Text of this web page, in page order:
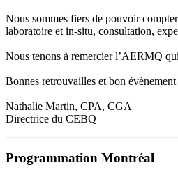
Nous sommes fiers de pouvoir
laboratoire et in-situ, consultation,
Nous tenons à remercier l’AERMQ
Bonnes retrouvailles et bon évènement
Nathalie Martin, CPA, CGA
Directrice du CEBQ
Programmation Montréal